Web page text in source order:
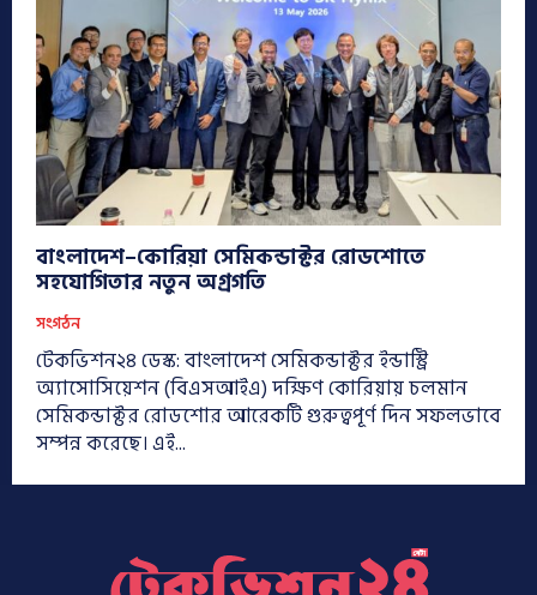
বাংলাদেশ–কোরিয়া সেমিকন্ডাক্টর রোডশোতে
সহযোগিতার নতুন অগ্রগতি
সংগঠন
টেকভিশন২৪ ডেস্ক: বাংলাদেশ সেমিকন্ডাক্টর ইন্ডাস্ট্রি
অ্যাসোসিয়েশন (বিএসআইএ) দক্ষিণ কোরিয়ায় চলমান
সেমিকন্ডাক্টর রোডশোর আরেকটি গুরুত্বপূর্ণ দিন সফলভাবে
সম্পন্ন করেছে। এই...